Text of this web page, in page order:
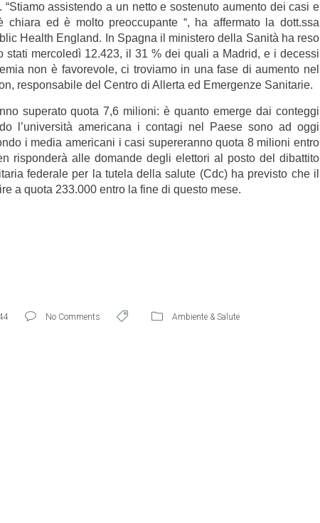
assistendo a un netto e sostenuto aumento dei casi e
ed è molto preoccupante “, ha affermato la dott.ssa
Health England. In Spagna il ministero della Sanità ha reso
stati mercoledì 12.423, il 31 % dei quali a Madrid, e i decessi
non è favorevole, ci troviamo in una fase di aumento nel
responsabile del Centro di Allerta ed Emergenze Sanitarie.
superato quota 7,6 milioni: è quanto emerge dai conteggi
l’università americana i contagi nel Paese sono ad oggi
i media americani i casi supereranno quota 8 milioni entro
risponderà alle domande degli elettori al posto del dibattito
federale per la tutela della salute (Cdc) ha previsto che il
a quota 233.000 entro la fine di questo mese.
No Comments Ambiente & Salute